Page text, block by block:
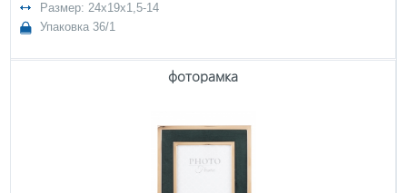
Размер: 24x19x1,5-14
Упаковка 36/1
фоторамка